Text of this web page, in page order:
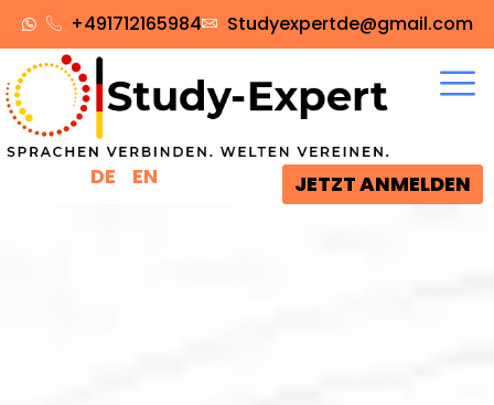
+491712165984‬ Studyexpertde@gmail.com
DE EN JETZT ANMELDEN